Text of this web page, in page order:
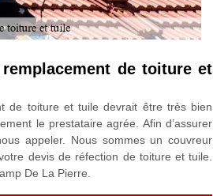
de toiture et
de toiture et tuile devrait être très bien
le prestataire agrée. Afin d’assurer
appeler. Nous sommes un couvreur
devis de réfection de toiture et tuile.
De La Pierre.